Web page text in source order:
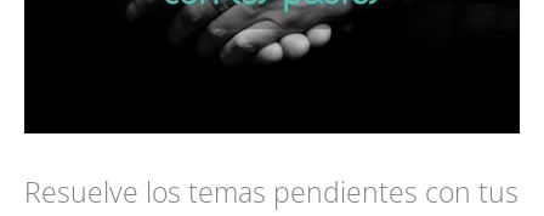
Resuelve los temas pendientes con tus